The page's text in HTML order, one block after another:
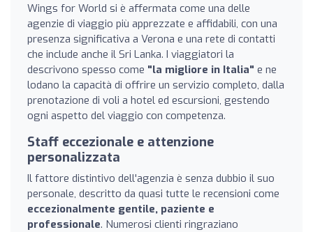
Wings for World si è affermata come una delle
agenzie di viaggio più apprezzate e affidabili, con una
presenza significativa a Verona e una rete di contatti
che include anche il Sri Lanka. I viaggiatori la
descrivono spesso come "la migliore in Italia" e ne
lodano la capacità di offrire un servizio completo, dalla
prenotazione di voli a hotel ed escursioni, gestendo
ogni aspetto del viaggio con competenza.
Staff eccezionale e attenzione
personalizzata
Il fattore distintivo dell'agenzia è senza dubbio il suo
personale, descritto da quasi tutte le recensioni come
eccezionalmente gentile, paziente e
professionale. Numerosi clienti ringraziano